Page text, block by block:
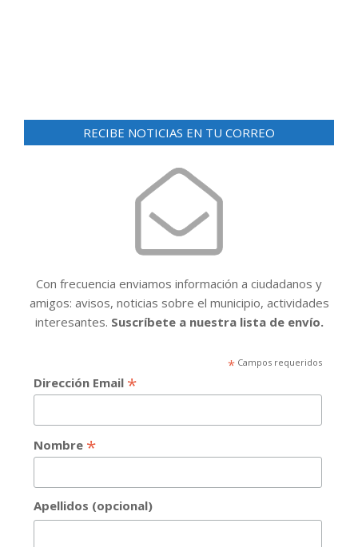
v
i
a
t
o
RECIBE NOTICIAS EN TU CORREO
Con frecuencia enviamos información a ciudadanos y
amigos: avisos, noticias sobre el municipio, actividades
interesantes. Suscríbete a nuestra lista de envío.
*Campos requeridos
Dirección Email *
Nombre *
Apellidos (opcional)